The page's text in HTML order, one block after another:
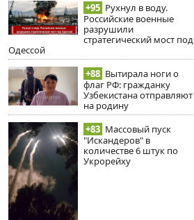
+95 Рухнул в воду.
Российские военные
разрушили
стратегический мост под
Одессой
+88 Вытирала ноги о
флаг РФ: гражданку
Узбекистана отправляют
на родину
+83 Массовый пуск
"Искандеров" в
количестве 6 штук по
Укрорейху